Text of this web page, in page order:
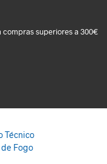
compras superiores a 300€
Técnico
Fogo